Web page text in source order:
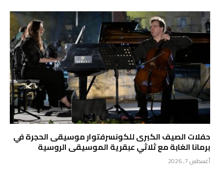
حفلات الصيف الكبرى للكونسرفتوار موسيقى الحجرة في
برمانا الغابة مع ثلاثي عبقرية الموسيقى الروسية
أغسطس 7, 2026